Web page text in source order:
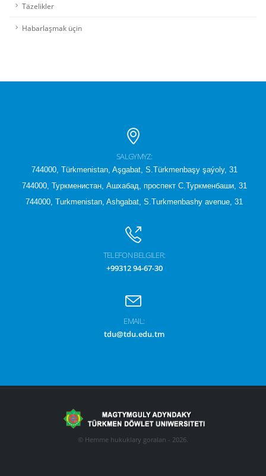
Täzelikler
Habarlaşmak üçin
SALGYMYZ:
744000, Türkmenistan, Aşgabat, S.Türkmenbaşy şaýoly, 31
744000, Туркменистан, Ашхабад, проспект С.Туркменбаши, 31
744000, Turkmenistan, Ashgabat, S.Turkmenbashy avenue, 31
TELEFON BELGILER:
+99312 94-67-30
EMAIL:
tdu@tdu.edu.tm
© Hemme hukuklary goralan - 2026.